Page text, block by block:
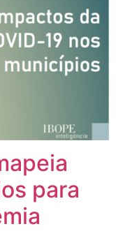
para